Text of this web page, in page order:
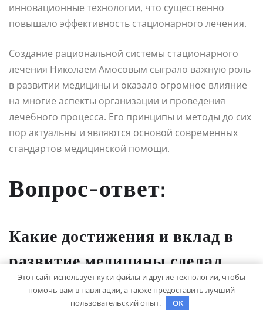
инновационные технологии, что существенно
повышало эффективность стационарного лечения.
Создание рациональной системы стационарного
лечения Николаем Амосовым сыграло важную роль
в развитии медицины и оказало огромное влияние
на многие аспекты организации и проведения
лечебного процесса. Его принципы и методы до сих
пор актуальны и являются основой современных
стандартов медицинской помощи.
Вопрос-ответ:
Какие достижения и вклад в
развитие медицины сделал
Николай Амосов?
Этот сайт использует куки-файлы и другие технологии, чтобы
помочь вам в навигации, а также предоставить лучший
пользовательский опыт.
OK